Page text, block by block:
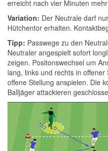
erreicht nach vier Minuten
Variation: Der Neutrale darf
Hütchentor erhalten.
Tipp: Passwege zu den
Neutraler angespielt sofort
zeigen. Positonswechsel um
lang, links und rechts in
offene Stellung anspielen. Die
Balljäger attackieren